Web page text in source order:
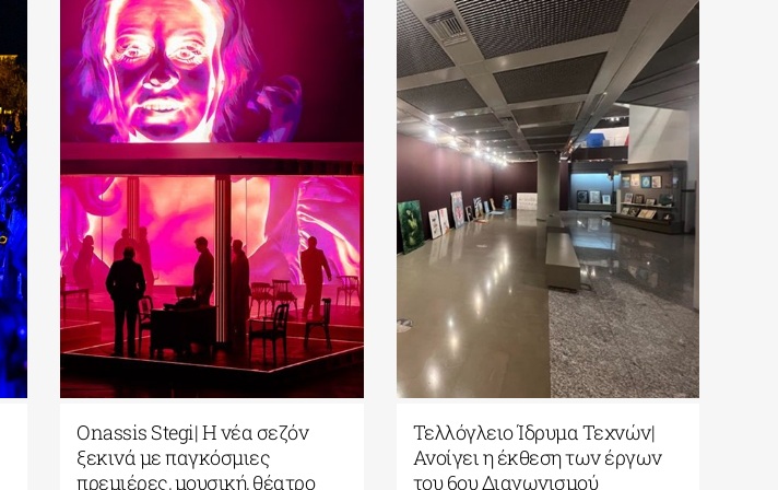
Onassis Stegi| H νέα σεζόν
ξεκινά με παγκόσμιες
πρεμιέρες, μουσική, θέατρο
Τελλόγλειο Ίδρυμα Τεχνών|
Ανοίγει η έκθεση των έργων
του 6ου Διαγωνισμού